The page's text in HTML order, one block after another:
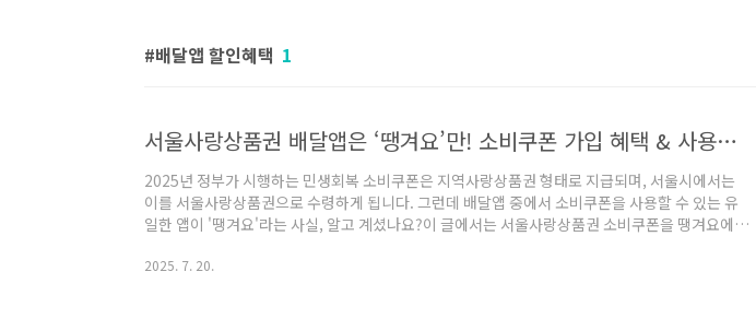
배달앱 할인혜택 1
서울사랑상품권 배달앱은 ‘땡겨요’만! 소비쿠폰 가입 혜택 & 사용처 정리
2025년 정부가 시행하는 민생회복 소비쿠폰은 지역사랑상품권 형태로 지급되며, 서울시에서는
이를 서울사랑상품권으로 수령하게 됩니다. 그런데 배달앱 중에서 소비쿠폰을 사용할 수 있는 유
일한 앱이 '땡겨요'라는 사실, 알고 계셨나요?이 글에서는 서울사랑상품권 소비쿠폰을 땡겨요에서
눈에 보기 쉽게 총정리해드립니다.💡 왜 서울사랑상품권으로 받아야 할까?📍 사용처가 넓다 – 전
2025. 7. 20.